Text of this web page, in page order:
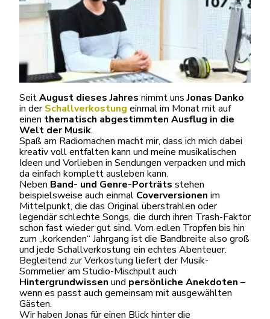
SeitAugust dieses Jahres nimmt unsJonas Danko
in derSchallverkostung einmal im Monat mit auf
einen thematisch abgestimmten Ausflug in die
Welt der Musik.
Spaß am Radiomachen macht mir, dass ich mich dabei
kreativ voll entfalten kann und meine musikalischen
Ideen und Vorlieben in Sendungen verpacken und mich
da einfach komplett ausleben kann.
Neben Band- und Genre-Porträts stehen
beispielsweise auch einmal Coverversionen im
Mittelpunkt, die das Original überstrahlen oder
legendär schlechte Songs, die durch ihren Trash-Faktor
schon fast wieder gut sind. Vom edlen Tropfen bis hin
zum „korkenden“ Jahrgang ist die Bandbreite also groß
und jede Schallverkostung ein echtes Abenteuer.
Begleitend zur Verkostung liefert der Musik-
Sommelier am Studio-Mischpult auch
Hintergrundwissen und persönliche Anekdoten –
wenn es passt auch gemeinsam mit ausgewählten
Gästen.
Wir haben Jonas für einen Blick hinter die